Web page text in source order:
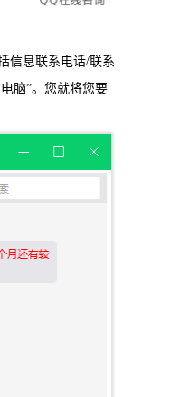
信息联系电话/联系
脑”。您就将您要